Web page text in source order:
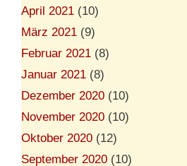
April 2021 (10)
März 2021 (9)
Februar 2021 (8)
Januar 2021 (8)
Dezember 2020 (10)
November 2020 (10)
Oktober 2020 (12)
September 2020 (10)